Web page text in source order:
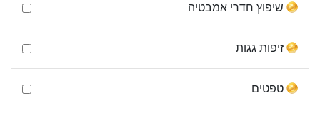
שיפוץ חדרי אמבטיה
זיפות גגות
טפטים